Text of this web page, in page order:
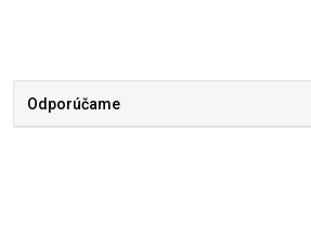
Odporúčame